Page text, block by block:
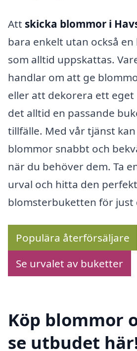
Att skicka blommor i
bara enkelt utan också
som alltid uppskattas.
handlar om att ge
eller att dekorera ett eget
det alltid en passande
tillfälle. Med vår tjänst kan
blommor snabbt och
när du behöver dem. Ta
urval och hitta den
blomsterbuketten för just
Populära återförsäljare
Se urvalet av buketter
Köp blommor
se utbudet